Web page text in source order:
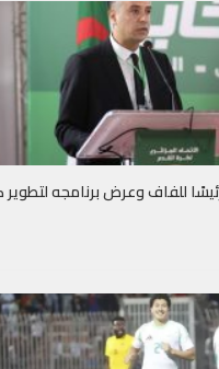
للفاف وعرض برنامجه لتطوير